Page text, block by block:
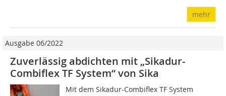
mehr
Ausgabe 06/2022
Zuverlässig abdichten mit „Sikadur-
Combiflex TF System“ von Sika
Mit dem Sikadur-Combiflex TF System